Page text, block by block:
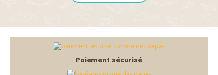
Paiement sécurisé